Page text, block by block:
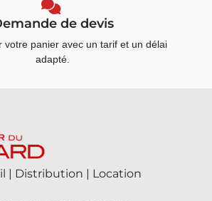
de devis
votre panier avec un tarif et un délai
adapté.
| Distribution | Location